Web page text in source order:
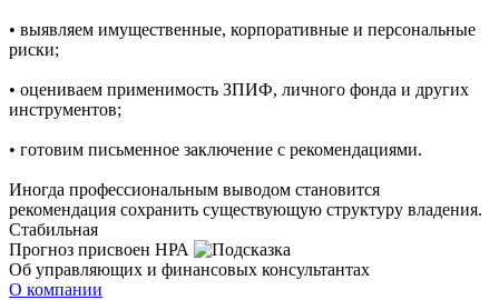
• выявляем имущественные, корпоративные и персональные
риски;
• оцениваем применимость ЗПИФ, личного фонда и других
инструментов;
• готовим письменное заключение с рекомендациями.
Иногда профессиональным выводом становится
рекомендация сохранить существующую структуру владения.
Стабильная
Прогноз присвоен НРА
Об управляющих и финансовых консультантах
О компании